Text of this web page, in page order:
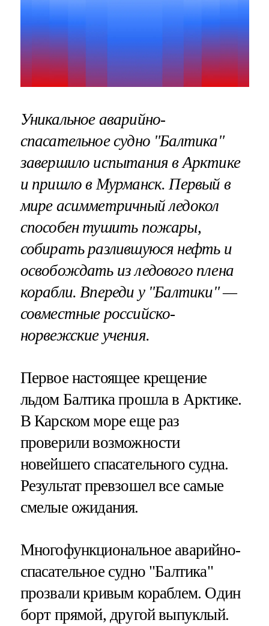
Уникальное аварийно-
спасательное судно "Балтика"
завершило испытания в Арктике
и пришло в Мурманск. Первый в
мире асимметричный ледокол
способен тушить пожары,
собирать разлившуюся нефть и
освобождать из ледового плена
корабли. Впереди у "Балтики" —
совместные российско-
норвежские учения.
Первое настоящее крещение
льдом Балтика прошла в Арктике.
В Карском море еще раз
проверили возможности
новейшего спасательного судна.
Результат превзошел все самые
смелые ожидания.
Многофункциональное аварийно-
спасательное судно "Балтика"
прозвали кривым кораблем. Один
борт прямой, другой выпуклый.